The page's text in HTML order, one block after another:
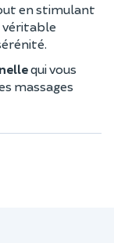
en stimulant
véritable
qui vous
massages